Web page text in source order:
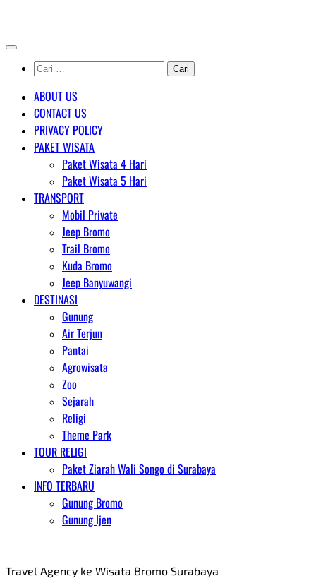
content
Cari
untuk:
ABOUT US
CONTACT US
PRIVACY POLICY
PAKET WISATA
Paket Wisata 4 Hari
Paket Wisata 5 Hari
TRANSPORT
Mobil Private
Jeep Bromo
Trail Bromo
Kuda Bromo
Jeep Banyuwangi
DESTINASI
Gunung
Air Terjun
Pantai
Agrowisata
Zoo
Sejarah
Religi
Theme Park
TOUR RELIGI
Paket Ziarah Wali Songo di Surabaya
INFO TERBARU
Gunung Bromo
Gunung Ijen
Travel Agency ke Wisata Bromo Surabaya